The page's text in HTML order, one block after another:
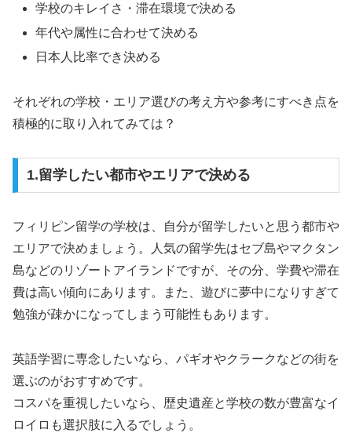
学校のキレイさ・滞在環境で決める
年代や属性に合わせて決める
日本人比率でき決める
それぞれの学校・エリア選びの考え方や参考にすべき点を
積極的に取り入れてみては？
1.留学したい都市やエリアで決める
フィリピン留学の学校は、自分が留学したいと思う都市や
エリアで決めましょう。人気の留学先はセブ島やマクタン
島などのリゾートアイランドですが、その分、学費や滞在
費は高い傾向にあります。また、遊びに夢中になりすぎて
勉強が疎かになってしまう可能性もあります。
英語学習に専念したいなら、パギオやクラークなどの街を
選ぶのがおすすめです。
コスパを重視したいなら、歴史遺産と学校の数が豊富なイ
ロイロも選択肢に入るでしょう。